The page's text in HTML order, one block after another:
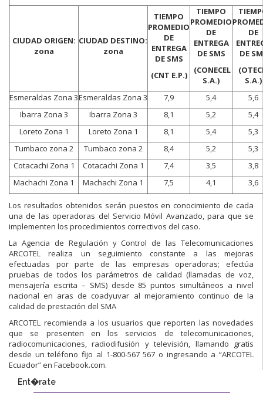
CIUDAD ORIGEN:
zona
CIUDAD DESTINO:
zona
TIEMPO
PROMEDIO
DE
ENTREGA
DE SMS
(CNT E.P.)
TIEMPO
PROMEDIO
DE
ENTREGA
DE SMS
(CONECEL
S.A.)
DE
DE
S.A.)
Esmeraldas Zona 3Esmeraldas Zona 3 7,9 5,4
5,6
Ibarra Zona 3
Ibarra Zona 3 8,1 5,2
5,4
Loreto Zona 1
Loreto Zona 1 8,1 5,4
5,3
Tumbaco zona 2
Tumbaco zona 2 8,4 5,2
5,3
Cotacachi Zona 1
Cotacachi Zona 1 7,4 3,5
3,8
Machachi Zona 1
Machachi Zona 1 7,5 4,1 3,6
Los resultados obtenidos serán puestos en conocimiento de cada
una de las operadoras del Servicio Móvil Avanzado, para que se
implementen los procedimientos correctivos del caso.
La Agencia de Regulación y Control de las Telecomunicaciones
ARCOTEL realiza un seguimiento constante a las mejoras
efectuadas por parte de las empresas operadoras; efectúa
pruebas de todos los parámetros de calidad (llamadas de voz,
mensajería escrita – SMS) desde 85 puntos simultáneos a nivel
nacional en aras de coadyuvar al mejoramiento continuo de la
calidad de prestación del SMA
ARCOTEL recomienda a los usuarios que reporten las novedades
que se presenten en los servicios de telecomunicaciones,
radiocomunicaciones, radiodifusión y televisión, llamando gratis
desde un teléfono fijo al 1-800-567 567 o ingresando a “ARCOTEL
Ecuador” en Facebook.com.
Ent�rate